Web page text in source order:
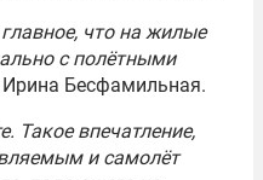
что на жилые
с полётными
Бесфамильная.
Такое впечатление,
и самолёт